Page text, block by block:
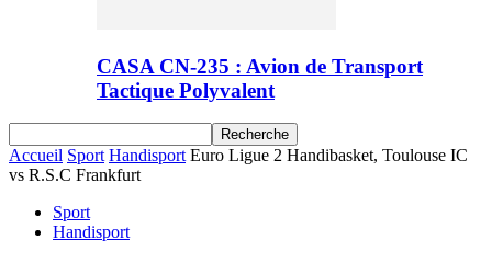
CASA CN-235 : Avion de Transport
Tactique Polyvalent
Accueil Sport Handisport Euro Ligue 2 Handibasket, Toulouse IC
vs R.S.C Frankfurt
Sport
Handisport